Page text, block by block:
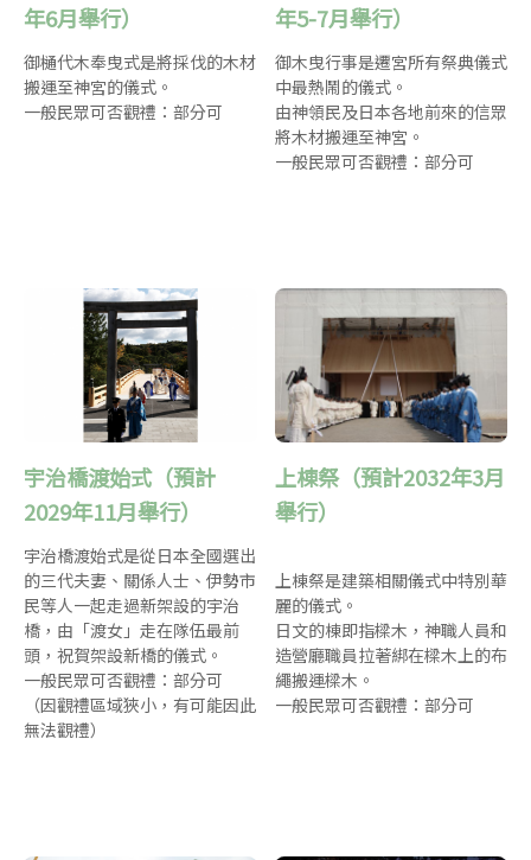
年6月舉行）
御樋代木奉曳式是將採伐的木材
搬運至神宮的儀式。
一般民眾可否觀禮：部分可
年5-7月舉行）
御木曳行事是遷宮所有祭典儀式
中最熱鬧的儀式。
由神領民及日本各地前來的信眾
將木材搬運至神宮。
一般民眾可否觀禮：部分可
宇治橋渡始式（預計
2029年11月舉行）
宇治橋渡始式是從日本全國選出
的三代夫妻、關係人士、伊勢市
民等人一起走過新架設的宇治
橋，由「渡女」走在隊伍最前
頭，祝賀架設新橋的儀式。
一般民眾可否觀禮：部分可
（因觀禮區域狹小，有可能因此
無法觀禮）
上棟祭（預計2032年3月
舉行）
上棟祭是建築相關儀式中特別華
麗的儀式。
日文的棟即指樑木，神職人員和
造營廳職員拉著綁在樑木上的布
繩搬運樑木。
一般民眾可否觀禮：部分可